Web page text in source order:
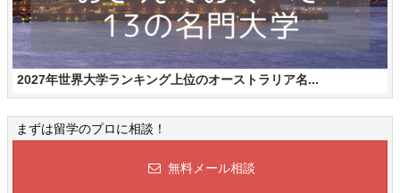
2027年世界大学ランキング上位のオーストラリア名...
まずは留学のプロに相談！
無料メール相談